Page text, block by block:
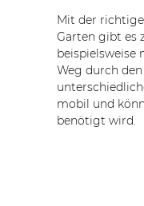
Mit der
Garten gibt es
beispielsweise
Weg durch
mobil und
benötigt wird.